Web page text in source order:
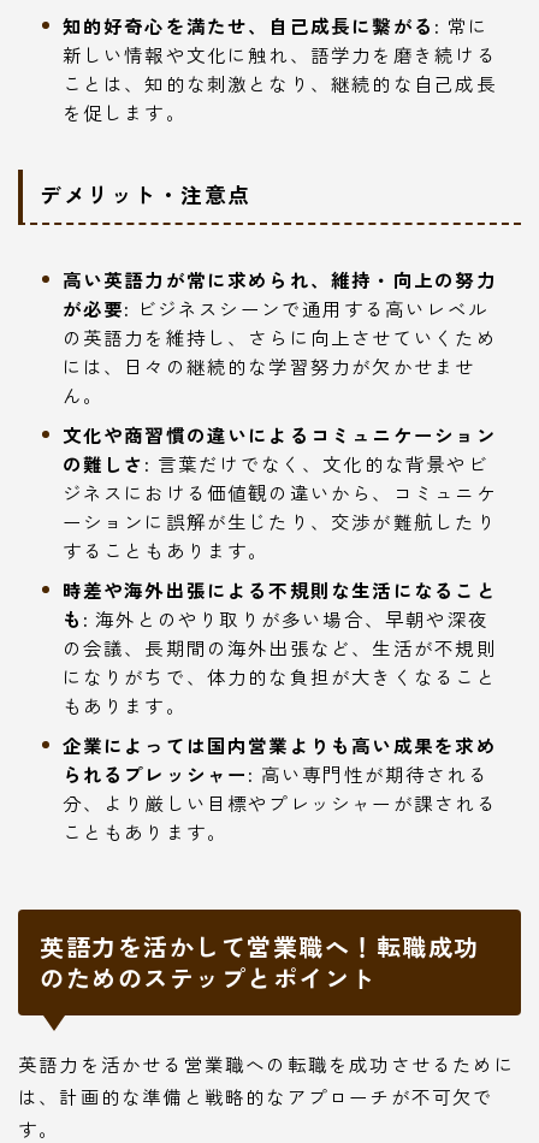
知的好奇心を満たせ、自己成長に繋がる: 常に
新しい情報や文化に触れ、語学力を磨き続ける
ことは、知的な刺激となり、継続的な自己成長
を促します。
デメリット・注意点
高い英語力が常に求められ、維持・向上の努力
が必要: ビジネスシーンで通用する高いレベル
の英語力を維持し、さらに向上させていくため
には、日々の継続的な学習努力が欠かせませ
ん。
文化や商習慣の違いによるコミュニケーション
の難しさ: 言葉だけでなく、文化的な背景やビ
ジネスにおける価値観の違いから、コミュニケ
ーションに誤解が生じたり、交渉が難航したり
することもあります。
時差や海外出張による不規則な生活になること
も: 海外とのやり取りが多い場合、早朝や深夜
の会議、長期間の海外出張など、生活が不規則
になりがちで、体力的な負担が大きくなること
もあります。
企業によっては国内営業よりも高い成果を求め
られるプレッシャー: 高い専門性が期待される
分、より厳しい目標やプレッシャーが課される
こともあります。
英語力を活かして営業職へ！転職成功
のためのステップとポイント
英語力を活かせる営業職への転職を成功させるために
は、計画的な準備と戦略的なアプローチが不可欠で
す。